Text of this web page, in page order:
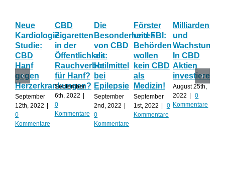
Neue
Kardiologie
Studie:
CBD
Hanf
gegen
Herzerkrankungen?
September
12th, 2022 |
0
Kommentare
CBD
Zigaretten
in der
Öffentlichkeit:
Rauchverbot
für Hanf?
September
6th, 2022 |
0
Kommentare
Die
Besonderheiten
von CBD
als
Heilmittel
bei
Epilepsie
September
2nd, 2022 |
0
Kommentare
Förster
und FBI:
Behörden
wollen
kein CBD
als
Medizin!
September
1st, 2022 |
0
Kommentare
und
Wachstum:
In CBD
Aktien
investieren?
August 25th,
2022 |
0
Kommentare